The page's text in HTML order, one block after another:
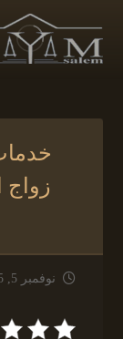
زواج
نوفمبر 5, 2025